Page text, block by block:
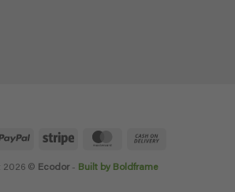
PayPal Stripe MasterCard
2026 © Ecodor- Built by Boldframe